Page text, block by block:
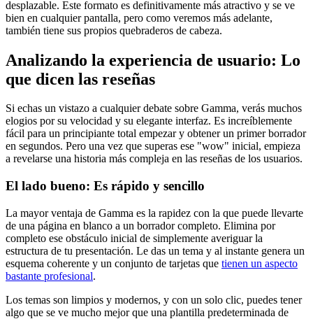
desplazable. Este formato es definitivamente más atractivo y se ve
bien en cualquier pantalla, pero como veremos más adelante,
también tiene sus propios quebraderos de cabeza.
Analizando la experiencia de usuario: Lo
que dicen las reseñas
Si echas un vistazo a cualquier debate sobre Gamma, verás muchos
elogios por su velocidad y su elegante interfaz. Es increíblemente
fácil para un principiante total empezar y obtener un primer borrador
en segundos. Pero una vez que superas ese "wow" inicial, empieza
a revelarse una historia más compleja en las reseñas de los usuarios.
El lado bueno: Es rápido y sencillo
La mayor ventaja de Gamma es la rapidez con la que puede llevarte
de una página en blanco a un borrador completo. Elimina por
completo ese obstáculo inicial de simplemente averiguar la
estructura de tu presentación. Le das un tema y al instante genera un
esquema coherente y un conjunto de tarjetas que tienen un aspecto
bastante profesional.
Los temas son limpios y modernos, y con un solo clic, puedes tener
algo que se ve mucho mejor que una plantilla predeterminada de